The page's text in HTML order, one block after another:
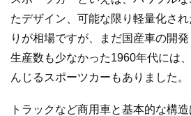
たデザイン、可能な限り軽量化さ
りが相場ですが、まだ国産車の開発
生産数も少なかった1960年代には
んじるスポーツカーもありました。
トラックなど商用車と基本的な構